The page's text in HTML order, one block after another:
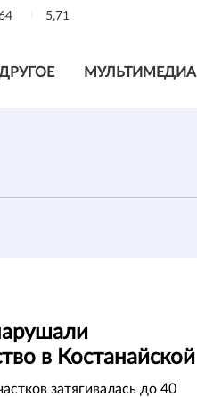
5,71
МУЛЬТИМЕДИА
в Костанайской
затягивалась до 40